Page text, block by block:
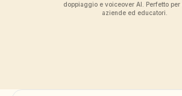
doppiaggio e voiceover AI. Perfetto per
aziende ed educatori.